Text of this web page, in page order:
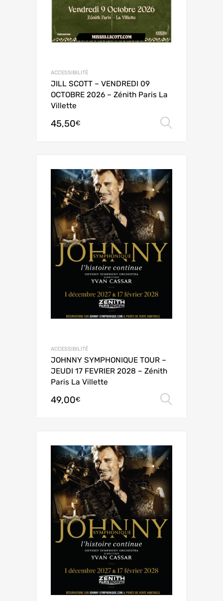
ACCESSIBILITÉ
JILL SCOTT – VENDREDI 09
OCTOBRE 2026 – Zénith Paris La
Villette
45,50€
ACCESSIBILITÉ
JOHNNY SYMPHONIQUE TOUR –
JEUDI 17 FEVRIER 2028 – Zénith
Paris La Villette
49,00€